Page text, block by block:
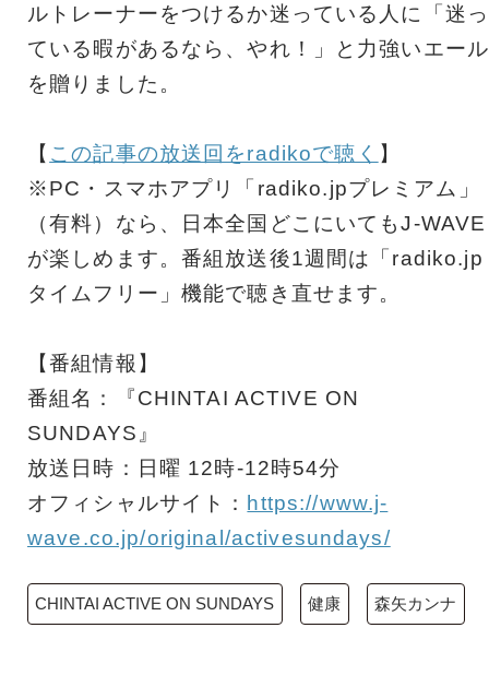
ルトレーナーをつけるか迷っている人に「迷っ
ている暇があるなら、やれ！」と力強いエール
を贈りました。
【 この記事の放送回をradikoで聴く 】
※PC・スマホアプリ「radiko.jpプレミアム」
（有料）なら、日本全国どこにいてもJ-WAVE
が楽しめます。番組放送後1週間は「radiko.jp
タイムフリー」機能で聴き直せます。
【番組情報】
番組名：『CHINTAI ACTIVE ON
SUNDAYS』
放送日時：日曜 12時-12時54分
オフィシャルサイト： https://www.j-
wave.co.jp/original/activesundays/
CHINTAI ACTIVE ON SUNDAYS 健康 森矢カンナ